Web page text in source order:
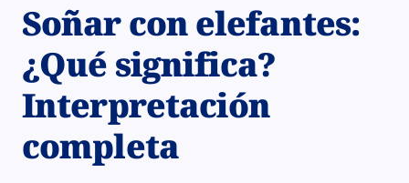
Soñar con elefantes:
¿Qué significa?
Interpretación
completa